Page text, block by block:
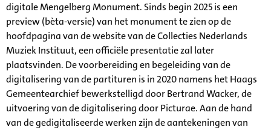
digitale Mengelberg Monument. Sinds begin 2025 is een
preview (bèta-versie) van het monument te zien op de
hoofdpagina van de website van de Collecties Nederlands
Muziek Instituut, een officiële presentatie zal later
plaatsvinden. De voorbereiding en begeleiding van de
digitalisering van de partituren is in 2020 namens het Haags
Gemeentearchief bewerkstelligd door Bertrand Wacker, de
uitvoering van de digitalisering door Picturae. Aan de hand
van de gedigitaliseerde werken zijn de aantekeningen van